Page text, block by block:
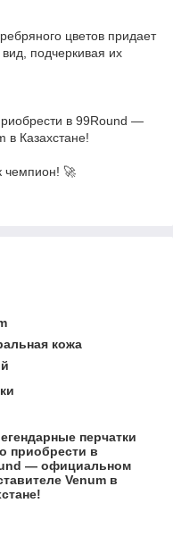
цветов придает
подчеркивая их
в 99Round —
в Казахстане!
чемпион! 🚀
кожа
перчатки
приобрести в
— официальном
Venum в